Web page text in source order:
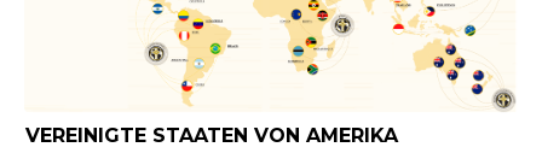
VEREINIGTE STAATEN VON AMERIKA